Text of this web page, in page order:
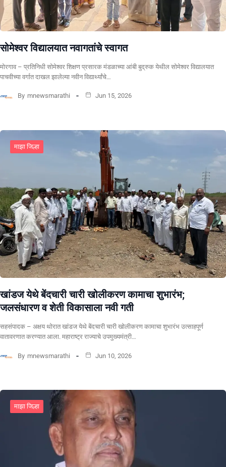
सोमेश्वर विद्यालयात नवागतांचे स्वागत
मोरगाव – प्रतिनिधी सोमेश्वर शिक्षण प्रसारक मंडळाच्या आंबी बुद्रुक येथील सोमेश्वर विद्यालयात
पाचवीच्या वर्गात दाखल झालेल्या नवीन विद्यार्थ्यांचे…
By mnewsmarathi Jun 15, 2026
माझा जिल्हा
खांडज येथे बेंदचारी चारी खोलीकरण कामाचा शुभारंभ;
जलसंधारण व शेती विकासाला नवी गती
सहसंपादक – अक्षय थोरात खांडज येथे बेंदचारी चारी खोलीकरण कामाचा शुभारंभ उत्साहपूर्ण
वातावरणात करण्यात आला. महाराष्ट्र राज्याचे उपमुख्यमंत्री…
By mnewsmarathi Jun 10, 2026
माझा जिल्हा